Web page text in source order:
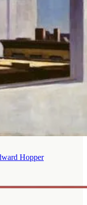
Hopper